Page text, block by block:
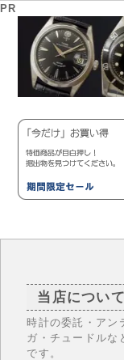
PR
当店について
時計の委託・アン
ガ・チュードルな
です。